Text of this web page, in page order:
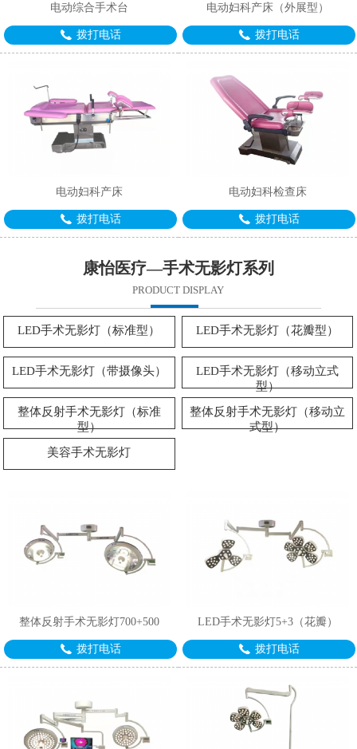
2
电动综合手术台
拨打电话
电动妇科产床（外展型）
拨打电话
电动妇科产床
拨打电话
电动妇科检查床
拨打电话
康怡医疗—手术无影灯系列
PRODUCT DISPLAY
LED手术无影灯（标准型） LED手术无影灯（花瓣型）
LED手术无影灯（带摄像头）
LED手术无影灯（移动立式
型）
整体反射手术无影灯（标准
型）
整体反射手术无影灯（移动立
式型）
美容手术无影灯
整体反射手术无影灯700+500
拨打电话
LED手术无影灯5+3（花瓣）
拨打电话